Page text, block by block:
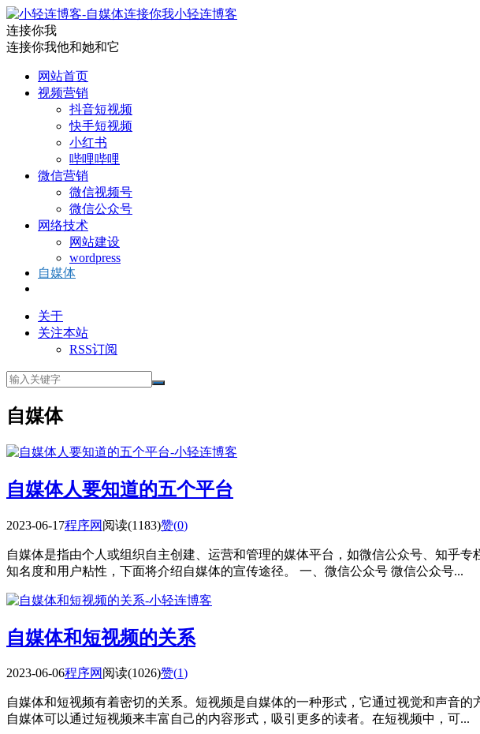
小轻连博客
连接你我
连接你我他和她和它
网站首页
视频营销
抖音短视频
快手短视频
小红书
哔哩哔哩
微信营销
微信视频号
微信公众号
网络技术
网站建设
wordpress
自媒体
关于
关注本站
RSS订阅
自媒体
自媒体人要知道的五个平台
2023-06-17程序网 阅读(1183)赞(0)
自媒体是指由个人或组织自主创建、运营和管理的媒体平台，如微信公众号、知乎
知名度和用户粘性，下面将介绍自媒体的宣传途径。 一、微信公众号 微信公众号...
自媒体和短视频的关系
2023-06-06程序网 阅读(1026)赞(1)
自媒体和短视频有着密切的关系。短视频是自媒体的一种形式，它通过视觉和声音
自媒体可以通过短视频来丰富自己的内容形式，吸引更多的读者。在短视频中，可...